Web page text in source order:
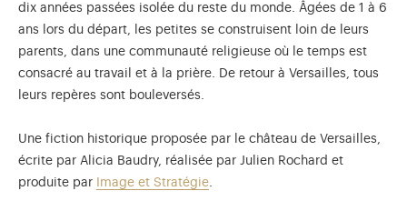
dix années passées isolée du reste du monde. Âgées de 1 à 6
ans lors du départ, les petites se construisent loin de leurs
parents, dans une communauté religieuse où le temps est
consacré au travail et à la prière. De retour à Versailles, tous
leurs repères sont bouleversés.
Une fiction historique proposée par le château de Versailles,
écrite par Alicia Baudry, réalisée par Julien Rochard et
produite par
Image et Stratégie